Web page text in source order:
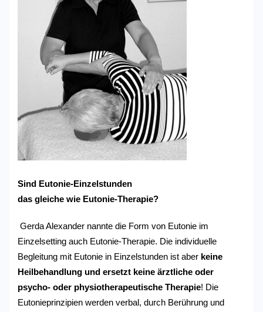
Sind Eutonie-Einzelstunden
das gleiche wie Eutonie-Therapie?
Gerda Alexander nannte die Form von Eutonie im
Einzelsetting auch Eutonie-Therapie. Die individuelle
Begleitung mit Eutonie in Einzelstunden ist aber keine
Heilbehandlung und ersetzt keine ärztliche oder
psycho- oder physiotherapeutische Therapie! Die
Eutonieprinzipien werden verbal, durch Berührung und